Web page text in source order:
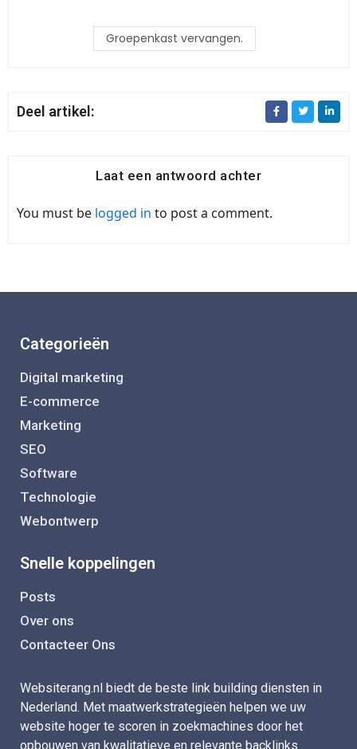
Groepenkast vervangen.
Deel artikel:
Laat een antwoord achter
You must be logged in to post a comment.
Categorieën
Digital marketing
E-commerce
Marketing
SEO
Software
Technologie
Webontwerp
Snelle koppelingen
Posts
Over ons
Contacteer Ons
Websiterang.nl biedt de beste link building diensten in
Nederland. Met maatwerkstrategieën helpen we uw
website hoger te scoren in zoekmachines door het
opbouwen van kwalitatieve en relevante backlinks.